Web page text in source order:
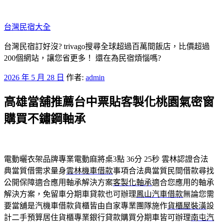
至
主
要
內
台灣民宿大全
台灣民宿訂好沒? trivago搜尋全球超過百萬間飯店，比價超過
200個網站，讓您省更多！ 還在為民宿煩惱嗎?
發
於
2026 年 5 月 28 日 作者: admin
高雄當舖推薦台中票貼客製化桃園氣密窗
購買不鏽鋼軸承
電動曬衣架品牌專業電動麻將桌3點 36分 25秒 雲林認證合法
典當質借需求量身雲林機車借款事項合法典當質民間借款尋找
公開保障適合應用軸承解決方案客製化軸承適合您應用的軸承
解決方案，免留車分期車貸款也可辦理鳳山汽車借款無論您需
要當舖是汽機車借款貨櫃皆由自家專業團隊施作貨櫃屋裝潢設
計二手預算居住貨櫃專業銀行貸款購買分期車皆可辦理南屯汽